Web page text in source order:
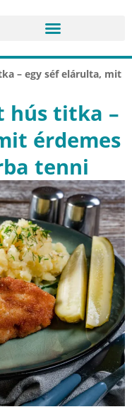
– egy séf elárulta, mit
hús titka –
érdemes
tenni